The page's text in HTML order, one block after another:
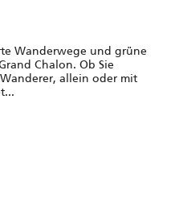
Wanderwege und grüne
Chalon. Ob Sie
allein oder mit